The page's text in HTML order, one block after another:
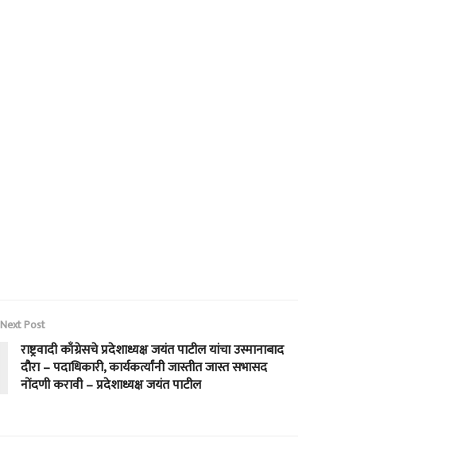
Next Post
राष्ट्रवादी काँग्रेसचे प्रदेशाध्यक्ष जयंत पाटील यांचा उस्मानाबाद
दौरा – पदाधिकारी, कार्यकर्त्यांनी जास्तीत जास्त सभासद
नोंदणी करावी – प्रदेशाध्यक्ष जयंत पाटील